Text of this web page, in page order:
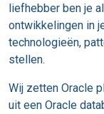
liefhebber ben je
ontwikkelingen in
technologieën,
stellen.
Wij zetten Oracle
uit een Oracle